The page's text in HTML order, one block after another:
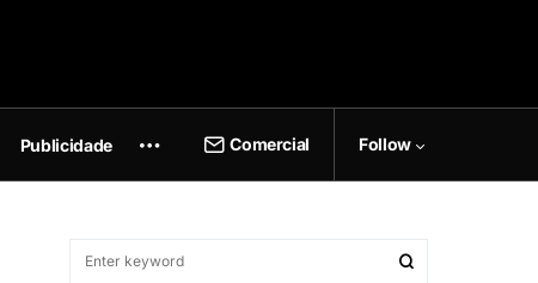
Publicidade Comercial Follow